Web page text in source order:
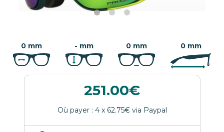
0 mm - mm 0 mm 0 mm
251.00